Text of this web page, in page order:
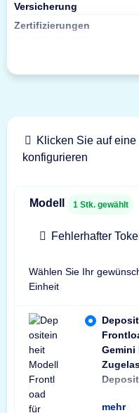
Versicherung
Zertifizierungen
Klicken Sie auf
konfigurieren
Modell 1 Stk. gewählt
Fehlerhafter
Wählen Sie Ihr
Einheit
Gemini
mehr